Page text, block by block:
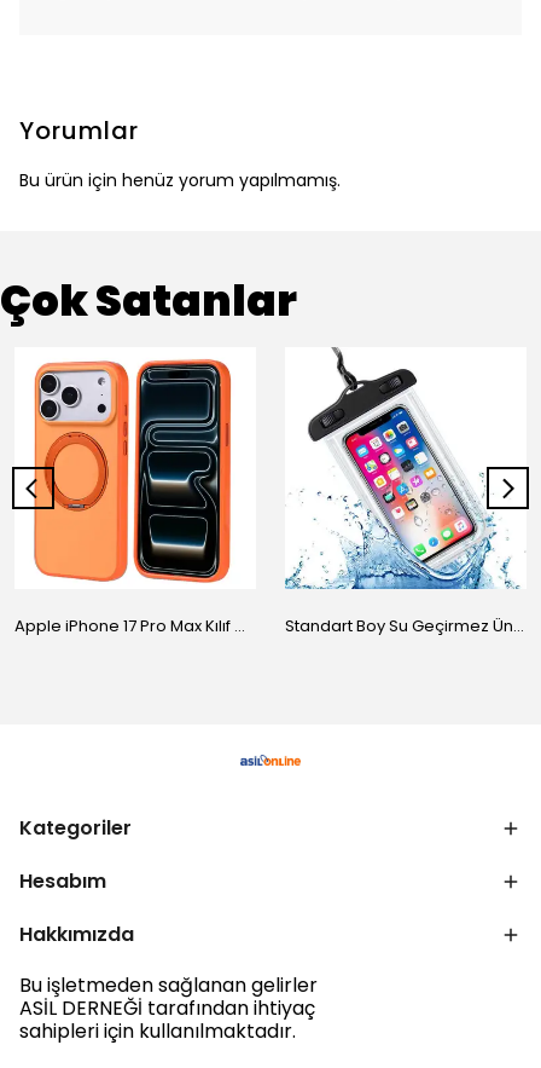
Yorumlar
Bu ürün için henüz yorum yapılmamış.
Çok Satanlar
Apple iPhone 17 Pro Max Kılıf M-Safe Şarj Özellikli Standlı Zore Proton Silikon Kapak Standart Boy Su Geçirmez Üniversal Kılıf
Kategoriler
Hesabım
Hakkımızda
Bu işletmeden sağlanan gelirler
ASİL DERNEĞİ tarafından ihtiyaç
sahipleri için kullanılmaktadır.